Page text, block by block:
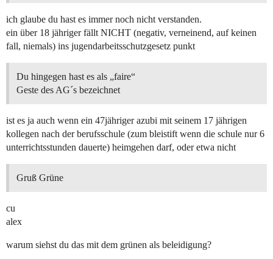
ich glaube du hast es immer noch nicht verstanden.
ein über 18 jähriger fällt NICHT (negativ, verneinend, auf keinen
fall, niemals) ins jugendarbeitsschutzgesetz punkt
Du hingegen hast es als „faire“
Geste des AG´s bezeichnet
ist es ja auch wenn ein 47jähriger azubi mit seinem 17 jährigen
kollegen nach der berufsschule (zum bleistift wenn die schule nur 6
unterrichtsstunden dauerte) heimgehen darf, oder etwa nicht
Gruß Grüne
cu
alex
warum siehst du das mit dem grünen als beleidigung?